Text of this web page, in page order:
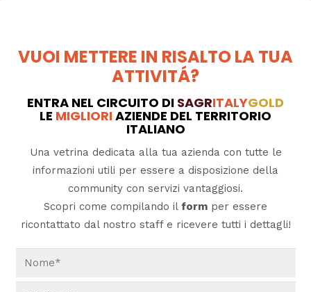
VUOI METTERE IN RISALTO LA TUA
ATTIVITÁ?
ENTRA NEL CIRCUITO DI SAGRITALYGOLD
LE MIGLIORIAZIENDE DEL TERRITORIO
ITALIANO
Una vetrina dedicata alla tua azienda con tutte le
informazioni utili per essere a disposizione della
community con servizi vantaggiosi.
Scopri come compilando il form per essere
ricontattato dal nostro staff e ricevere tutti i dettagli!